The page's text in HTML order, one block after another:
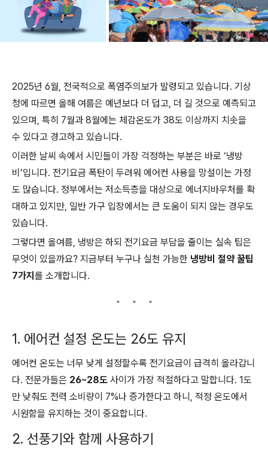
2025년 6월, 전국적으로 폭염주의보가 발령되고 있습니다. 기상
청에 따르면 올해 여름은 예년보다 더 덥고, 더 길 것으로 예측되고
있으며, 특히 7월과 8월에는 체감온도가 38도 이상까지 치솟을
수 있다고 경고하고 있습니다.
이러한 날씨 속에서 시민들이 가장 걱정하는 부분은 바로 ‘냉방
비’입니다. 전기요금 폭탄이 두려워 에어컨 사용을 망설이는 가정
도 많습니다. 정부에서는 저소득층을 대상으로 에너지바우처를 확
대하고 있지만, 일반 가구 입장에서는 큰 도움이 되지 않는 경우도
있습니다.
그렇다면 올여름, 냉방은 하되 전기요금 부담을 줄이는 실속 팁은
무엇이 있을까요? 지금부터 누구나 실천 가능한 냉방비 절약 꿀팁
7가지 를 소개합니다.
1. 에어컨 설정 온도는 26도 유지
에어컨 온도는 너무 낮게 설정할수록 전기요금이 급격히 올라갑니
다. 전문가들은 26~28도 사이가 가장 적절하다고 말합니다. 1도
만 낮춰도 전력 소비량이 7%나 증가한다고 하니, 적정 온도에서
시원함을 유지하는 것이 중요합니다.
2. 선풍기와 함께 사용하기